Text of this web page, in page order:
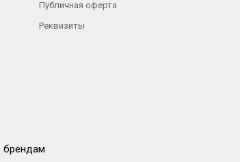
Публичная оферта
Реквизиты
брендам